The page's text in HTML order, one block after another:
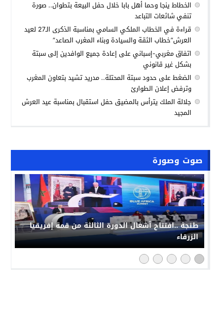
صوت وصورة
طنجة ..افتتاح أشغال الدورة الثالثة من قمة إفريقيا
الزرقاء
الخطاط ينجا وحما أهل بابا خلال حفل البيعة بتطوان.. صورة
تنفي شائعات التباعد
قراءة في الخطاب الملكي السامي بمناسبة الذكرى الـ27 لعيد
العرش”خطاب الثقة والسيادة وبناء المغرب الصاعد”
اتفاق مغربي-إسباني على إعادة جميع الوافدين إلى سبتة
بشكل غير قانوني
الضغط على حدود سبتة المحتلة.. مدريد تشيد بتعاون المغرب
وترفض إعلان الطوارئ
جلالة الملك يترأس بالمضيق حفل استقبال بمناسبة عيد العرش
المجيد